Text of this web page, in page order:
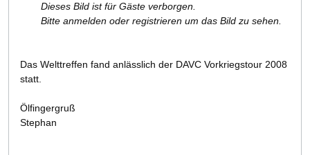
Dieses Bild ist für Gäste verborgen.
Bitte anmelden oder registrieren um das Bild zu sehen.
Das Welttreffen fand anlässlich der DAVC Vorkriegstour 2008
statt.
Ölfingergruß
Stephan